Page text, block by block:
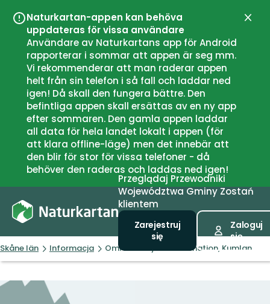
Naturkartan-appen kan behöva
uppdateras för vissa användare
Användare av Naturkartans app för Android
rapporterar i sommar att appen är seg mm.
Vi rekommenderar att man raderar appen
helt från sin telefon i så fall och laddar ned
igen! Då skall den fungera bättre. Den
befintliga appen skall ersättas av en ny app
efter sommaren. Den gamla appen laddar
all data för hela landet lokalt i appen (för
att klara offline-läge) men det innebär att
den blir för stor för vissa telefoner - då
behöver den raderas och laddas ned igen!
Przeglądaj Przewodniki
Województwa Gminy Zostań
klientem
Zarejestruj
się
Zaloguj
się
Skåne län Informacja Områdesskyddsinformation, Kumlan